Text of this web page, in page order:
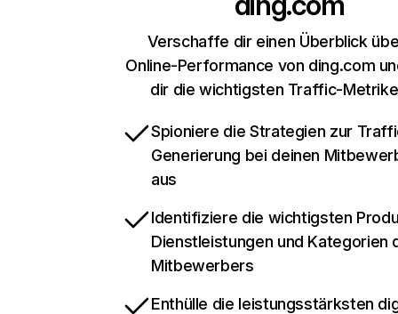
Verschaffe dir einen Überblick
Online-Performance von ding.com
dir die wichtigsten Traffic-
Spioniere die Strategien zur
Generierung bei deinen
aus
Identifiziere die wichtigsten
Dienstleistungen und Kategorien
Mitbewerbers
Enthülle die leistungsstärksten